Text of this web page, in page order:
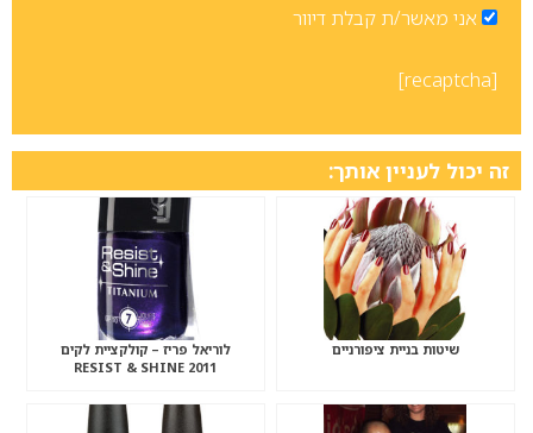
אני מאשר/ת קבלת דיוור
[recaptcha]
זה יכול לעניין אותך:
שיטות בניית ציפורניים
לוריאל פריז – קולקציית לקים
RESIST & SHINE 2011